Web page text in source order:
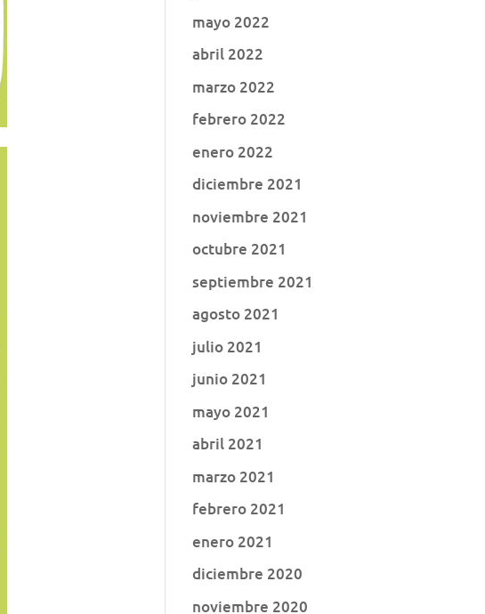
mayo 2022
abril 2022
marzo 2022
febrero 2022
enero 2022
diciembre 2021
noviembre 2021
octubre 2021
septiembre 2021
agosto 2021
julio 2021
junio 2021
mayo 2021
abril 2021
marzo 2021
febrero 2021
enero 2021
diciembre 2020
noviembre 2020